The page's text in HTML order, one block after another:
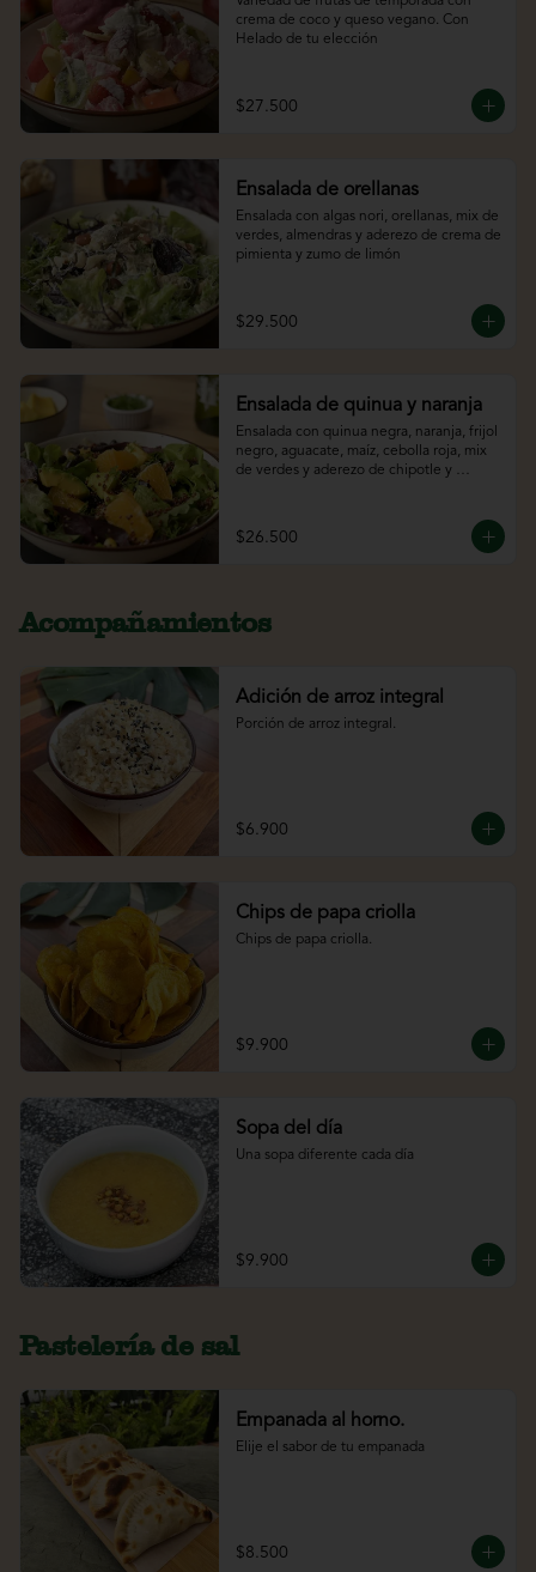
crema de coco y queso vegano. Con
Helado de tu elección
$27.500
Ensalada de orellanas
Ensalada con algas nori, orellanas, mix de
verdes, almendras y aderezo de crema de
pimienta y zumo de limón
$29.500
Ensalada de quinua y naranja
Ensalada con quinua negra, naranja, frijol
negro, aguacate, maíz, cebolla roja, mix
de verdes y aderezo de chipotle y
$26.500
Acompañamientos
Adición de arroz integral
Porción de arroz integral.
$6.900
Chips de papa criolla
Chips de papa criolla.
$9.900
Sopa del día
Una sopa diferente cada día
$9.900
Pastelería de sal
Empanada al horno.
Elije el sabor de tu empanada
$8.500